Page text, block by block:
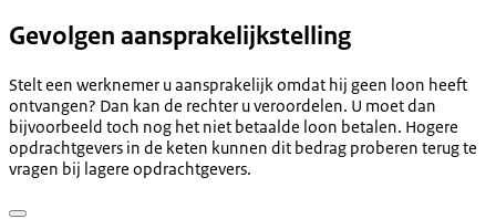
Gevolgen aansprakelijkstelling
Stelt een werknemer u aansprakelijk omdat hij geen loon heeft
ontvangen? Dan kan de rechter u veroordelen. U moet dan
bijvoorbeeld toch nog het niet betaalde loon betalen. Hogere
opdrachtgevers in de keten kunnen dit bedrag proberen terug te
vragen bij lagere opdrachtgevers.